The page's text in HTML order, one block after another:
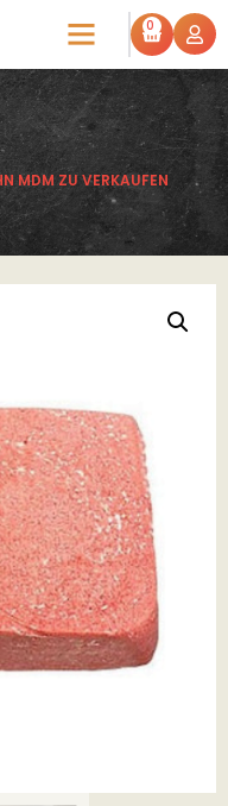
0
MDM ZU VERKAUFEN